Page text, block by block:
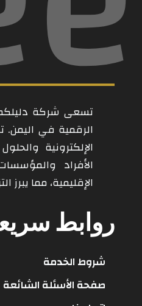
تسعى شركة دليلكم
الرقمية في
الإلكترونية
الأفراد
الإقليمية، مما
روابط
شروط الخدمة
صفحة الأسئلة الشائعة